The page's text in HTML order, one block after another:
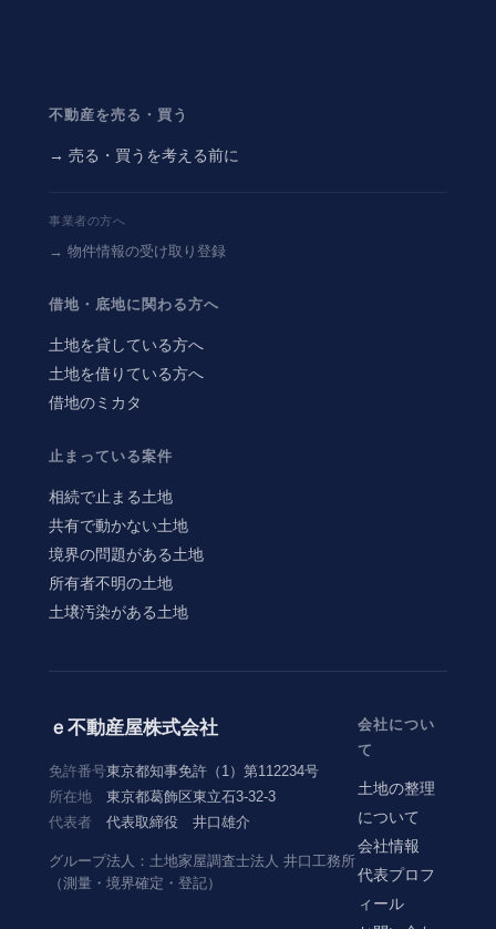
不動産を売る・買う
→ 売る・買うを考える前に
事業者の方へ
→ 物件情報の受け取り登録
借地・底地に関わる方へ
土地を貸している方へ
土地を借りている方へ
借地のミカタ
止まっている案件
相続で止まる土地
共有で動かない土地
境界の問題がある土地
所有者不明の土地
土壌汚染がある土地
ｅ不動産屋株式会社
免許番号東京都知事免許（1）第112234号
所在地
東京都葛飾区東立石3-32-3
代表者
代表取締役 井口雄介
グループ法人：土地家屋調査士法人 井口工務所
（測量・境界確定・登記）
会社につい
て
土地の整理
について
会社情報
代表プロフ
ィール